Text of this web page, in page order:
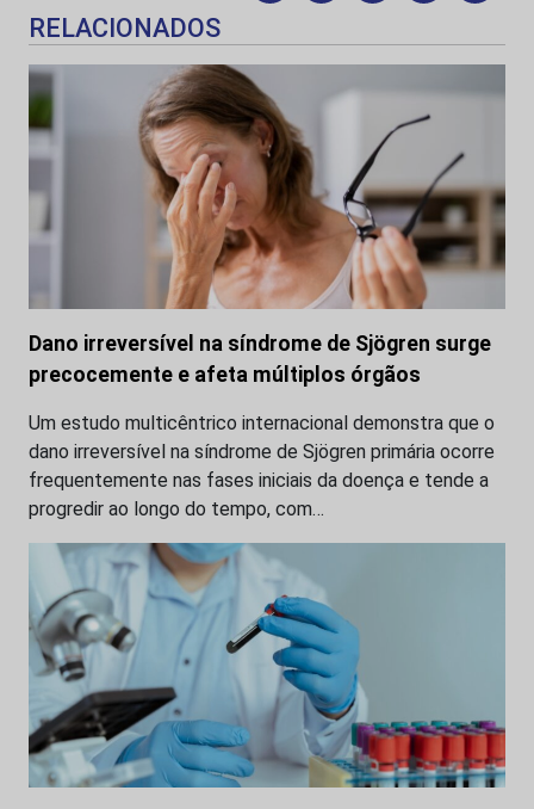
RELACIONADOS
Dano irreversível na síndrome de Sjögren surge
precocemente e afeta múltiplos órgãos
Um estudo multicêntrico internacional demonstra que o
dano irreversível na síndrome de Sjögren primária ocorre
frequentemente nas fases iniciais da doença e tende a
progredir ao longo do tempo, com…